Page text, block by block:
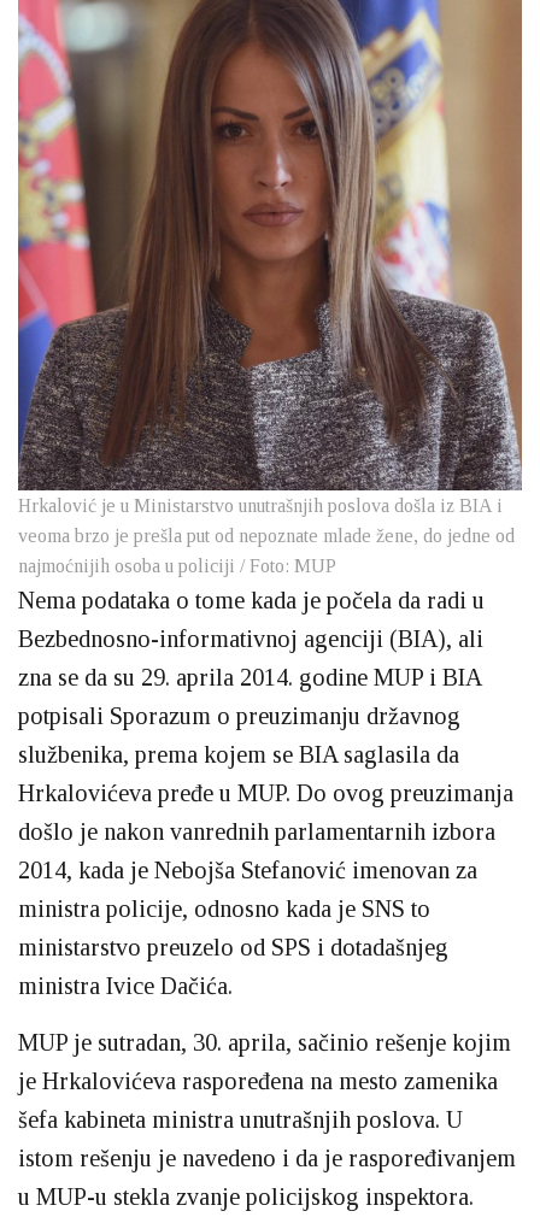
Hrkalović je u Ministarstvo unutrašnjih poslova došla iz BIA i
veoma brzo je prešla put od nepoznate mlade žene, do jedne od
najmoćnijih osoba u policiji / Foto: MUP
Nema podataka o tome kada je počela da radi u
Bezbednosno-informativnoj agenciji (BIA), ali
zna se da su 29. aprila 2014. godine MUP i BIA
potpisali Sporazum o preuzimanju državnog
službenika, prema kojem se BIA saglasila da
Hrkalovićeva pređe u MUP. Do ovog preuzimanja
došlo je nakon vanrednih parlamentarnih izbora
2014, kada je Nebojša Stefanović imenovan za
ministra policije, odnosno kada je SNS to
ministarstvo preuzelo od SPS i dotadašnjeg
ministra Ivice Dačića.
MUP je sutradan, 30. aprila, sačinio rešenje kojim
je Hrkalovićeva raspoređena na mesto zamenika
šefa kabineta ministra unutrašnjih poslova. U
istom rešenju je navedeno i da je raspoređivanjem
u MUP-u stekla zvanje policijskog inspektora.